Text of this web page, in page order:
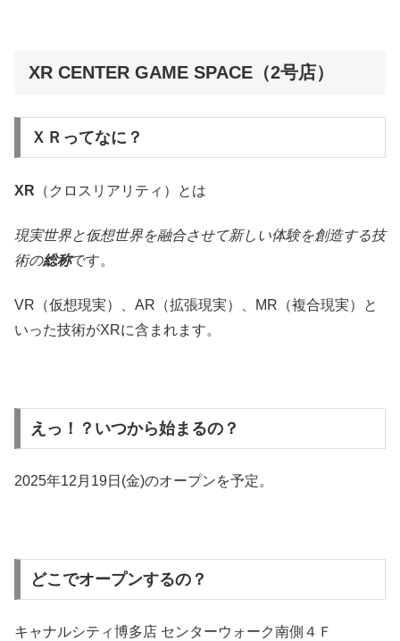
XR CENTER GAME SPACE（2号店）
ＸＲってなに？
XR （クロスリアリティ）とは
現実世界と仮想世界を融合させて新しい体験を創造する技
術の総称です。
VR（仮想現実）、AR（拡張現実）、MR（複合現実）と
いった技術がXRに含まれます。
えっ！？いつから始まるの？
2025年12月19日(金)のオープンを予定。
どこでオープンするの？
キャナルシティ博多店 センターウォーク南側４Ｆ